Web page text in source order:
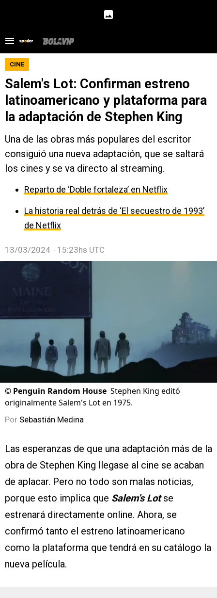
CINE
Salem's Lot: Confirman estreno
latinoamericano y plataforma para
la adaptación de Stephen King
Una de las obras más populares del escritor
consiguió una nueva adaptación, que se saltará
los cines y se va directo al streaming.
Reparto de ‘Doble fortaleza’ en Netflix
La historia real detrás de ‘El secuestro de 1993’
de Netflix
13/03/2024 - 15:23hs UTC
© Penguin Random House Stephen King editó
originalmente Salem's Lot en 1975.
Por Sebastián Medina
Las esperanzas de que una adaptación más de la
obra de Stephen King llegase al cine se acaban
de aplacar. Pero no todo son malas noticias,
porque esto implica que Salem’s Lotse
estrenará directamente online. Ahora, se
confirmó tanto el estreno latinoamericano
como la plataforma que tendrá en su catálogo la
nueva película.